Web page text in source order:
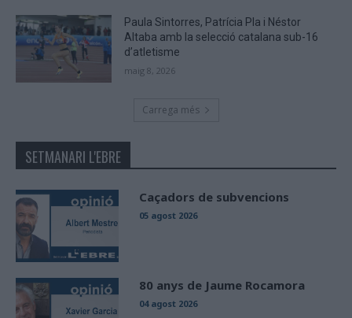
Paula Sintorres, Patrícia Pla i Néstor
Altaba amb la selecció catalana sub-16
d’atletisme
maig 8, 2026
Carrega més
SETMANARI L'EBRE
Caçadors de subvencions
05 agost 2026
80 anys de Jaume Rocamora
04 agost 2026